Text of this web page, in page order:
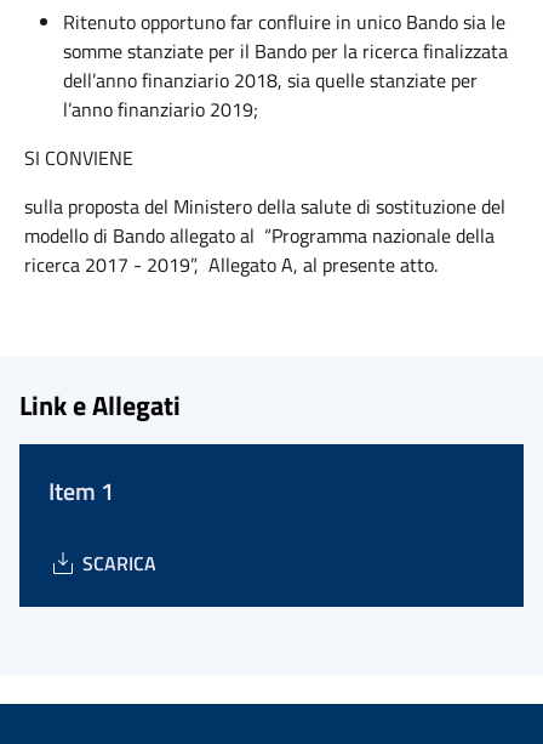
Ritenuto opportuno far confluire in unico Bando sia le
somme stanziate per il Bando per la ricerca finalizzata
dell’anno finanziario 2018, sia quelle stanziate per
l’anno finanziario 2019;
SI CONVIENE
sulla proposta del Ministero della salute di sostituzione del
modello di Bando allegato al “Programma nazionale della
ricerca 2017 - 2019”, Allegato A, al presente atto.
Link e Allegati
Item 1
SCARICA